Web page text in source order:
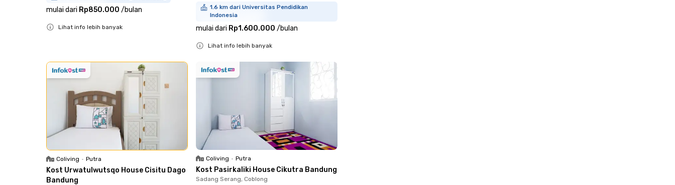
mulai dari Rp850.000 /bulan
Lihat info lebih banyak
1.6 km dari Universitas Pendidikan
Indonesia
mulai dari Rp1.600.000 /bulan
Lihat info lebih banyak
Coliving • Putra
Kost Urwatulwutsqo House Cisitu Dago
Bandung
Coliving • Putra
Kost Pasirkaliki House Cikutra Bandung
Sadang Serang, Coblong